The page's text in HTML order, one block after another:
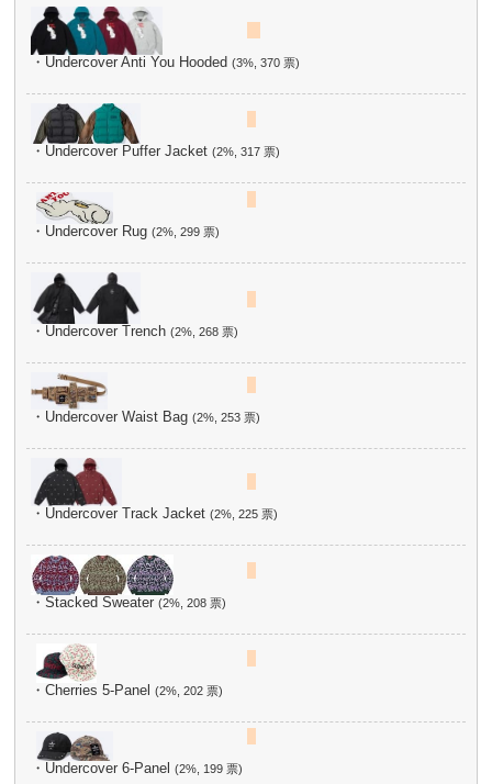
・Undercover Anti You Hooded(3%, 370 票)
・Undercover Puffer Jacket(2%, 317 票)
・Undercover Rug(2%, 299 票)
・Undercover Trench(2%, 268 票)
・Undercover Waist Bag(2%, 253 票)
・Undercover Track Jacket(2%, 225 票)
・Stacked Sweater(2%, 208 票)
・Cherries 5-Panel(2%, 202 票)
・Undercover 6-Panel(2%, 199 票)